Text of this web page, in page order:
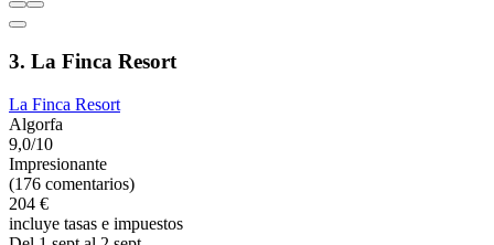
3. La Finca Resort
La Finca Resort
Algorfa
9,0/10
Impresionante
(176 comentarios)
204 €
incluye tasas e impuestos